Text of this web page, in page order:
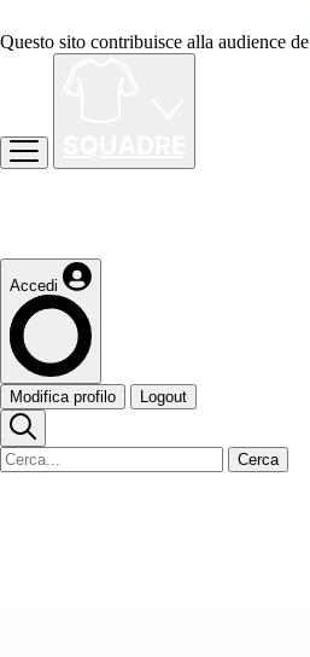
Questo sito contribuisce alla audience de
Accedi
Modifica profilo Logout
Cerca